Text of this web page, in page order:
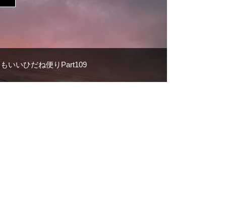
いいひだね便りPart109